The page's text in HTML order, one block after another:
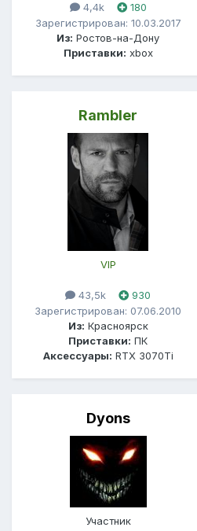
4,4k
180
Зарегистрирован: 10.03.2017
Из: Ростов-на-Дону
Приставки: xbox
Rambler
VIP
43,5k
930
Зарегистрирован: 07.06.2010
Из: Красноярск
Приставки: ПК
Аксессуары: RTX 3070Ti
Dyons
Участник